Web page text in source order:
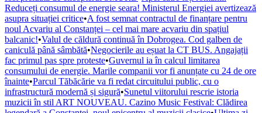
Reduceți consumul de energie seara! Ministerul Energiei avertizează
asupra situației critice•A fost semnat contractul de finanțare pentru
noul Acvariu al Constanței – cel mai mare acvariu din spațiul
balcanic!•Valul de căldură continuă în Dobrogea. Cod galben de
caniculă până sâmbătă•Negocierile au eșuat la CT BUS. Angajații
fac primul pas spre proteste•Guvernul ia în calcul limitarea
consumului de energie. Marile companii vor fi anunțate cu 24 de ore
înainte•Parcul Tăbăcărie va fi redat circuitului public, cu o
infrastructură modernă și sigură•Sunetul viitorului rescrie istoria
muzicii în stil ART NOUVEAU. Cazino Music Festival: Clădirea